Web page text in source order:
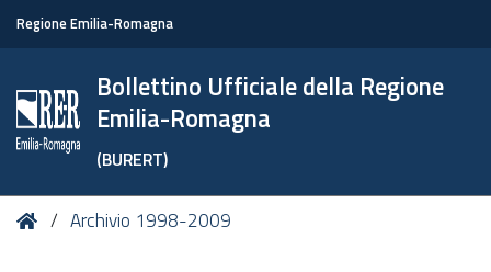
Regione Emilia-Romagna
Bollettino Ufficiale della Regione
Emilia-Romagna
(BURERT)
Tu HomeArchivio 1998-2009